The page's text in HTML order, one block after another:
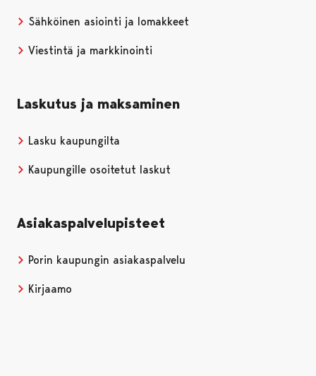
Sähköinen asiointi ja lomakkeet
Viestintä ja markkinointi
Laskutus ja maksaminen
Lasku kaupungilta
Kaupungille osoitetut laskut
Asiakaspalvelupisteet
Porin kaupungin asiakaspalvelu
Kirjaamo